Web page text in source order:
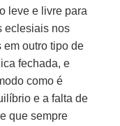
leve e livre para
eclesiais nos
em outro tipo de
fechada, e
como é
e a falta de
que sempre